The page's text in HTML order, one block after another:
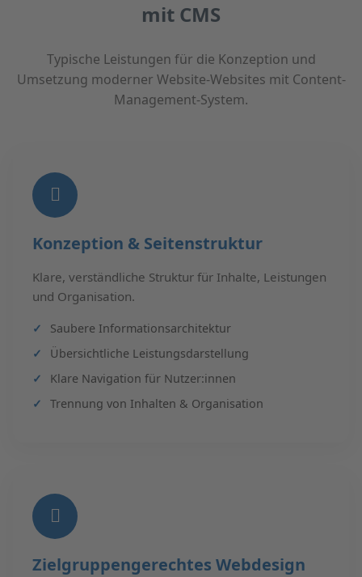
mit CMS
Typische Leistungen für die Konzeption und
Umsetzung moderner Website-Websites mit Content-
Management-System.
Konzeption & Seitenstruktur
Klare, verständliche Struktur für Inhalte, Leistungen
und Organisation.
Saubere Informationsarchitektur
Übersichtliche Leistungsdarstellung
Klare Navigation für Nutzer:innen
Trennung von Inhalten & Organisation
Zielgruppengerechtes Webdesign